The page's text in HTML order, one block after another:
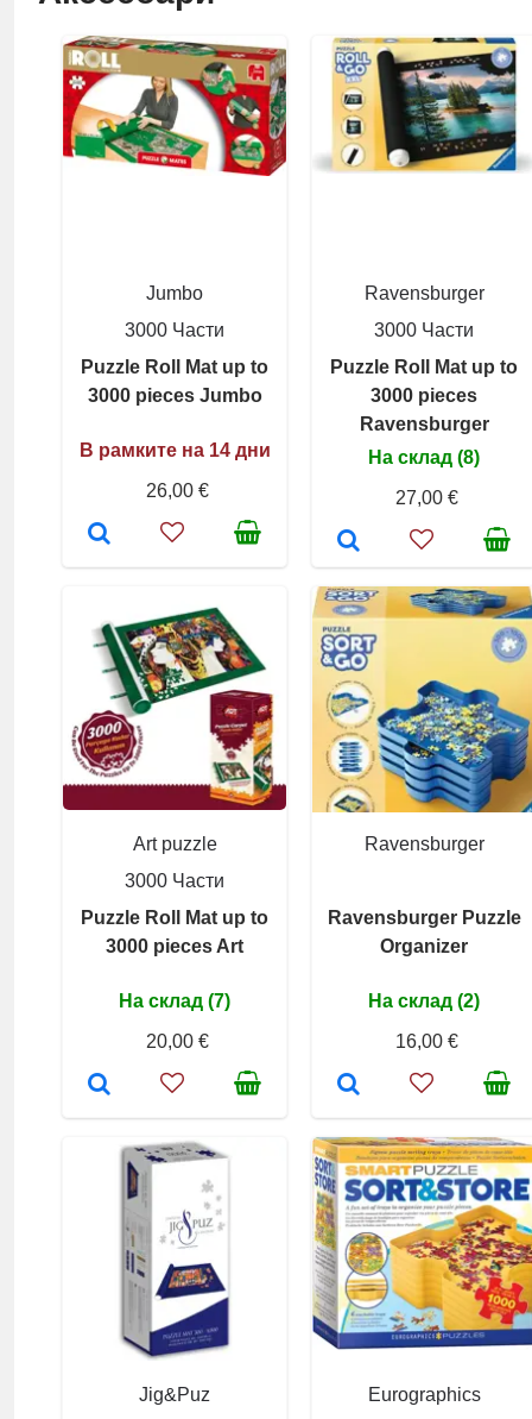
Jumbo
3000 Части
Puzzle Roll Mat up to
3000 pieces Jumbo
В рамките на 14 дни
26,00 €
Ravensburger
3000 Части
Puzzle Roll Mat up to
3000 pieces
Ravensburger
На склад (8)
27,00 €
Art puzzle
3000 Части
Puzzle Roll Mat up to
3000 pieces Art
На склад (7)
20,00 €
Ravensburger
Ravensburger Puzzle
Organizer
На склад (2)
16,00 €
Jig&Puz
Eurographics